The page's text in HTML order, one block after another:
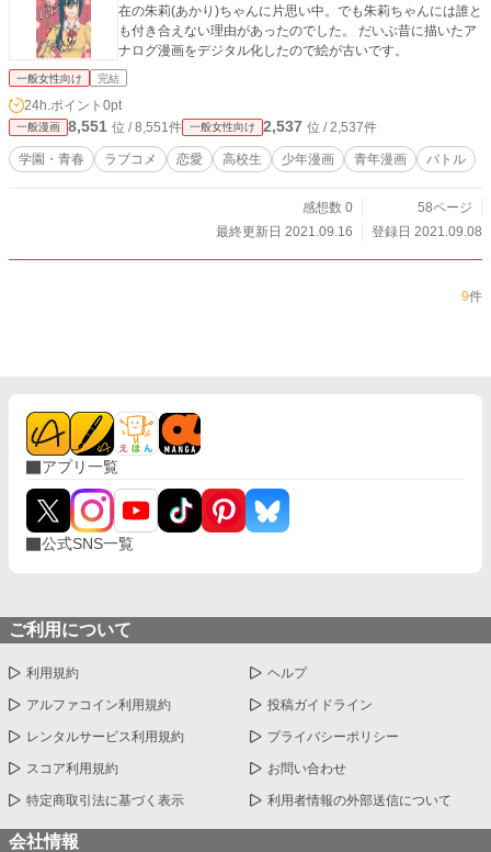
在の朱莉(あかり)ちゃんに片思い中。でも朱莉ちゃんには誰と
も付き合えない理由があったのでした。 だいぶ昔に描いたア
ナログ漫画をデジタル化したので絵が古いです。
一般女性向け 完結
24h.ポイント 0pt
一般漫画 8,551 位 / 8,551件 一般女性向け 2,537 位 / 2,537件
学園・青春 ラブコメ 恋愛 高校生 少年漫画 青年漫画 バトル
感想数 0
58ページ
最終更新日 2021.09.16
登録日 2021.09.08
9件
アプリ一覧
公式SNS一覧
ご利用について
利用規約 ヘルプ
アルファコイン利用規約 投稿ガイドライン
レンタルサービス利用規約 プライバシーポリシー
スコア利用規約 お問い合わせ
特定商取引法に基づく表示 利用者情報の外部送信について
会社情報